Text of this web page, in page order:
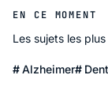
EN CE MOMENT
Les sujets les
Alzheimer